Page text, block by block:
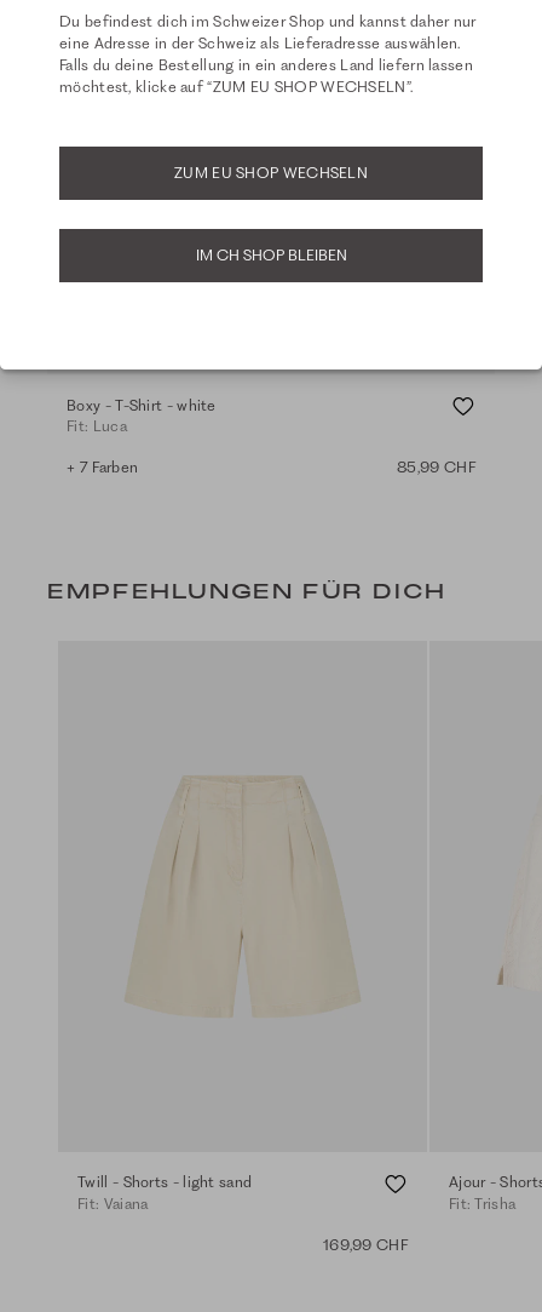
Boxy - T-Shirt - white
Fit: Luca
+ 7 Farben 85,99 CHF
EMPFEHLUNGEN FÜR DICH
Twill - Shorts - light sand
Fit: Vaiana
169,99 CHF
Ajour -
Fit: Trisha
Du befindest dich im Schweizer Shop und kannst daher nur
eine Adresse in der Schweiz als Lieferadresse auswählen.
Falls du deine Bestellung in ein anderes Land liefern lassen
möchtest, klicke auf “ZUM EU SHOP WECHSELN”.
ZUM EU SHOP WECHSELN
IM CH SHOP BLEIBEN